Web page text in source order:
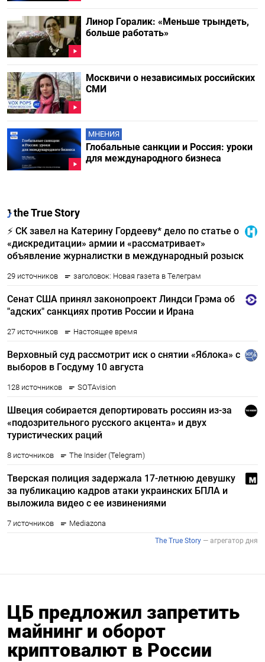
Линор Горалик: «Меньше трындеть,
больше работать»
Москвичи о независимых российских
СМИ
МНЕНИЯ
Глобальные санкции и Россия: уроки
для международного бизнеса
ЦБ предложил запретить
майнинг и оборот
криптовалют в России